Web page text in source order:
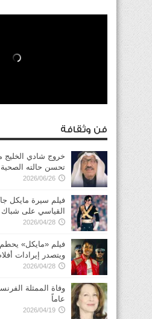
فن وثقافة
خروج شادي
تحسن حالته الصحية
2026/06/26
فيلم سيرة مايكل
القياسي على شباك
2026/04/28
فيلم «مايكل» يحطم
ويتصدر إيرادات
2026/04/28
عاماً
2026/04/19